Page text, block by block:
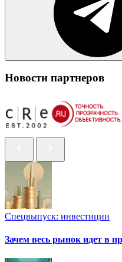
Новости партнеров
Спецвыпуск: инвестиции
Зачем весь рынок идет в